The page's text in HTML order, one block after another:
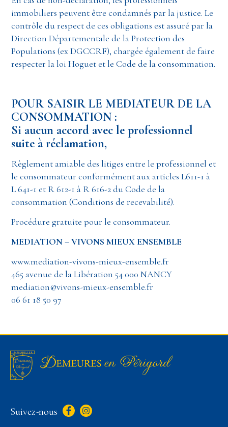
immobiliers peuvent être condamnés par la justice. Le
contrôle du respect de ces obligations est assuré par la
Direction Départementale de la Protection des
Populations (ex DGCCRF), chargée également de faire
respecter la loi Hoguet et le Code de la consommation.
POUR SAISIR LE MEDIATEUR DE LA
CONSOMMATION :
Si aucun accord avec le professionnel
suite à réclamation,
Règlement amiable des litiges entre le professionnel et
le consommateur conformément aux articles L611-1 à
L 641-1 et R 612-1 à R 616-2 du Code de la
consommation (Conditions de recevabilité).
Procédure gratuite pour le consommateur.
MEDIATION – VIVONS MIEUX ENSEMBLE
www.mediation-vivons-mieux-ensemble.fr
465 avenue de la Libération 54 000 NANCY
mediation@vivons-mieux-ensemble.fr
06 61 18 50 97
Suivez-nous